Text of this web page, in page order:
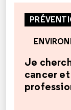
Je
cancer